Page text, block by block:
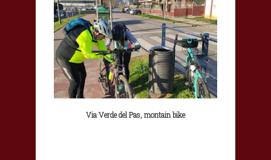
Via Verde del Pas, montain bike